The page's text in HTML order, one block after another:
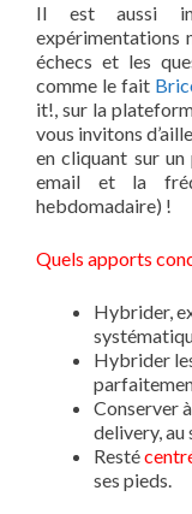
Il est aussi
expérimentations
échecs et les
comme le fait
it!, sur la
vous invitons
en cliquant sur
email et la
hebdomadaire) !
Quels apports
Hybrider,
Hybrider
Conserver
delivery,
Resté
ses pieds.